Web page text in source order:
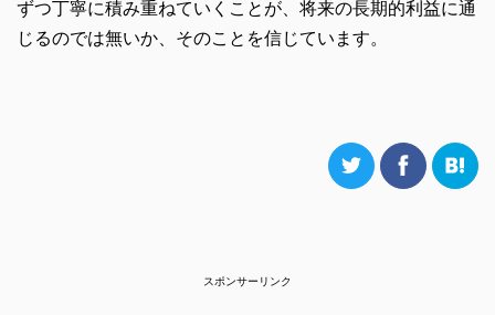
ずつ丁寧に積み重ねていくことが、将来の長期的利益に通
じるのでは無いか、そのことを信じています。
スポンサーリンク